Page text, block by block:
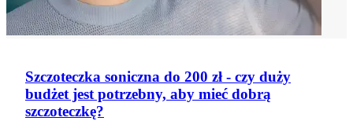
Szczoteczka soniczna do 200 zł - czy duży
budżet jest potrzebny, aby mieć dobrą
szczoteczkę?